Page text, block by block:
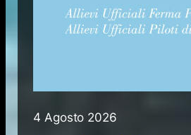
4 Agosto 2026